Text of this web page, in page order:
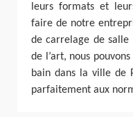
leurs formats et
faire de notre
de carrelage de salle
de l’art, nous
bain dans la ville de
parfaitement aux